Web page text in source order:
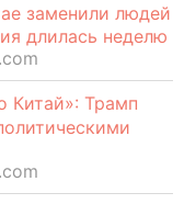
заменили людей
длилась неделю
Китай»: Трамп